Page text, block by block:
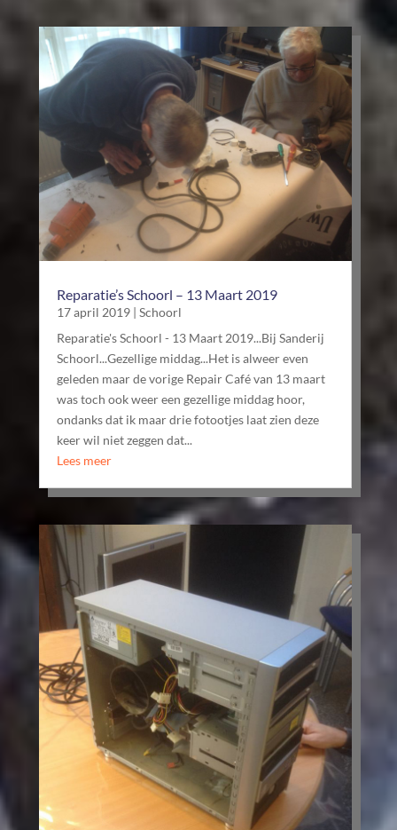
Reparatie’s Schoorl – 13 Maart 2019
17 april 2019 |Schoorl
Reparatie's Schoorl - 13 Maart 2019...Bij Sanderij
Schoorl...Gezellige middag...Het is alweer even
geleden maar de vorige Repair Café van 13 maart
was toch ook weer een gezellige middag hoor,
ondanks dat ik maar drie fotootjes laat zien deze
keer wil niet zeggen dat...
Lees meer